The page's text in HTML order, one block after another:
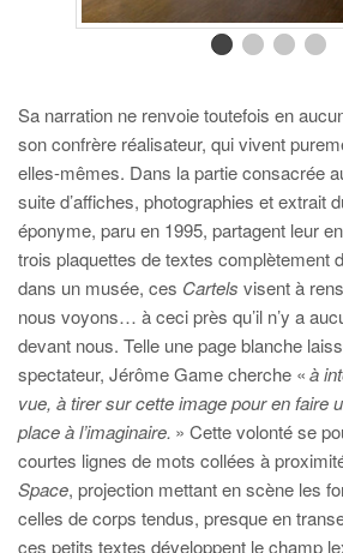
Sa narration ne renvoie toutefois en
son confrère réalisateur, qui vivent
elles-mêmes. Dans la partie consacrée
suite d’affiches, photographies et extrait
éponyme, paru en 1995, partagent leur
trois plaquettes de textes complètement
dans un musée, ces Cartels visent à
nous voyons… à ceci près qu’il n’y a
devant nous. Telle une page blanche
spectateur, Jérôme Game cherche «à
vue, à tirer sur cette image pour en faire
place à l’imaginaire. » Cette volonté se
courtes lignes de mots collées à
Space, projection mettant en scène les
celles de corps tendus, presque en
ces petits textes développent le champ